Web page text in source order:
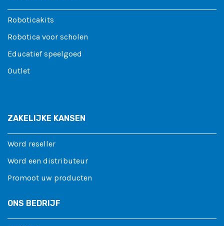
Roboticakits
Robotica voor scholen
Educatief speelgoed
Outlet
ZAKELIJKE KANSEN
Word reseller
Word een distributeur
Promoot uw producten
ONS BEDRIJF